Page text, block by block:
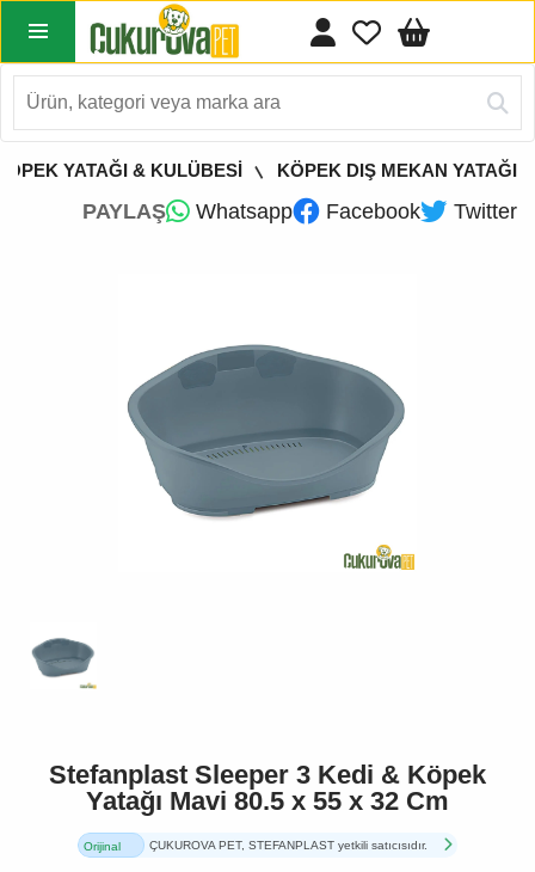
YATAĞI & KULÜBESİ KÖPEK DIŞ MEKAN YATAĞI
PAYLAŞ Whatsapp Facebook Twitter
Stefanplast Sleeper 3 Kedi & Köpek
Yatağı Mavi 80.5 x 55 x 32 Cm
Orijinal
ÇUKUROVA PET, STEFANPLAST yetkili satıcısıdır.